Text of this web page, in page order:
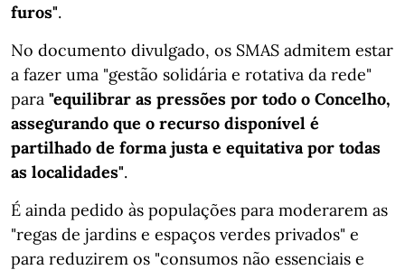
furos".
No documento divulgado, os SMAS admitem estar
a fazer uma "gestão solidária e rotativa da rede"
para "equilibrar as pressões por todo o Concelho,
assegurando que o recurso disponível é
partilhado de forma justa e equitativa por todas
as localidades".
É ainda pedido às populações para moderarem as
"regas de jardins e espaços verdes privados" e
para reduzirem os "consumos não essenciais e